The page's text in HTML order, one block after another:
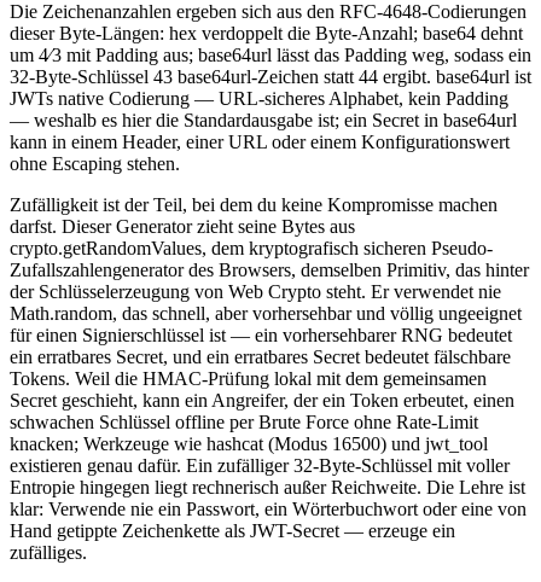
Die Zeichenanzahlen ergeben sich aus den RFC-4648-Codierungen
dieser Byte-Längen: hex verdoppelt die Byte-Anzahl; base64 dehnt
um 4⁄3 mit Padding aus; base64url lässt das Padding weg, sodass ein
32-Byte-Schlüssel 43 base64url-Zeichen statt 44 ergibt. base64url ist
JWTs native Codierung — URL-sicheres Alphabet, kein Padding
— weshalb es hier die Standardausgabe ist; ein Secret in base64url
kann in einem Header, einer URL oder einem Konfigurationswert
ohne Escaping stehen.
Zufälligkeit ist der Teil, bei dem du keine Kompromisse machen
darfst. Dieser Generator zieht seine Bytes aus
crypto.getRandomValues, dem kryptografisch sicheren Pseudo-
Zufallszahlengenerator des Browsers, demselben Primitiv, das hinter
der Schlüsselerzeugung von Web Crypto steht. Er verwendet nie
Math.random, das schnell, aber vorhersehbar und völlig ungeeignet
für einen Signierschlüssel ist — ein vorhersehbarer RNG bedeutet
ein erratbares Secret, und ein erratbares Secret bedeutet fälschbare
Tokens. Weil die HMAC-Prüfung lokal mit dem gemeinsamen
Secret geschieht, kann ein Angreifer, der ein Token erbeutet, einen
schwachen Schlüssel offline per Brute Force ohne Rate-Limit
knacken; Werkzeuge wie hashcat (Modus 16500) und jwt_tool
existieren genau dafür. Ein zufälliger 32-Byte-Schlüssel mit voller
Entropie hingegen liegt rechnerisch außer Reichweite. Die Lehre ist
klar: Verwende nie ein Passwort, ein Wörterbuchwort oder eine von
Hand getippte Zeichenkette als JWT-Secret — erzeuge ein
zufälliges.